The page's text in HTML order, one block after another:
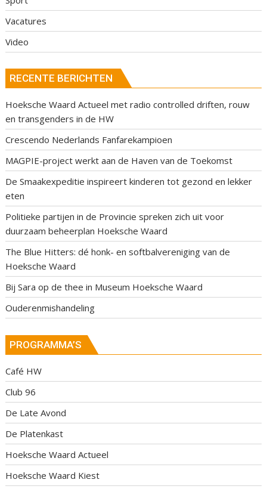
Vacatures
Video
RECENTE BERICHTEN
Hoeksche Waard Actueel met radio controlled driften, rouw
en transgenders in de HW
Crescendo Nederlands Fanfarekampioen
MAGPIE-project werkt aan de Haven van de Toekomst
De Smaakexpeditie inspireert kinderen tot gezond en lekker
eten
Politieke partijen in de Provincie spreken zich uit voor
duurzaam beheerplan Hoeksche Waard
The Blue Hitters: dé honk- en softbalvereniging van de
Hoeksche Waard
Bij Sara op de thee in Museum Hoeksche Waard
Ouderenmishandeling
PROGRAMMA’S
Café HW
Club 96
De Late Avond
De Platenkast
Hoeksche Waard Actueel
Hoeksche Waard Kiest